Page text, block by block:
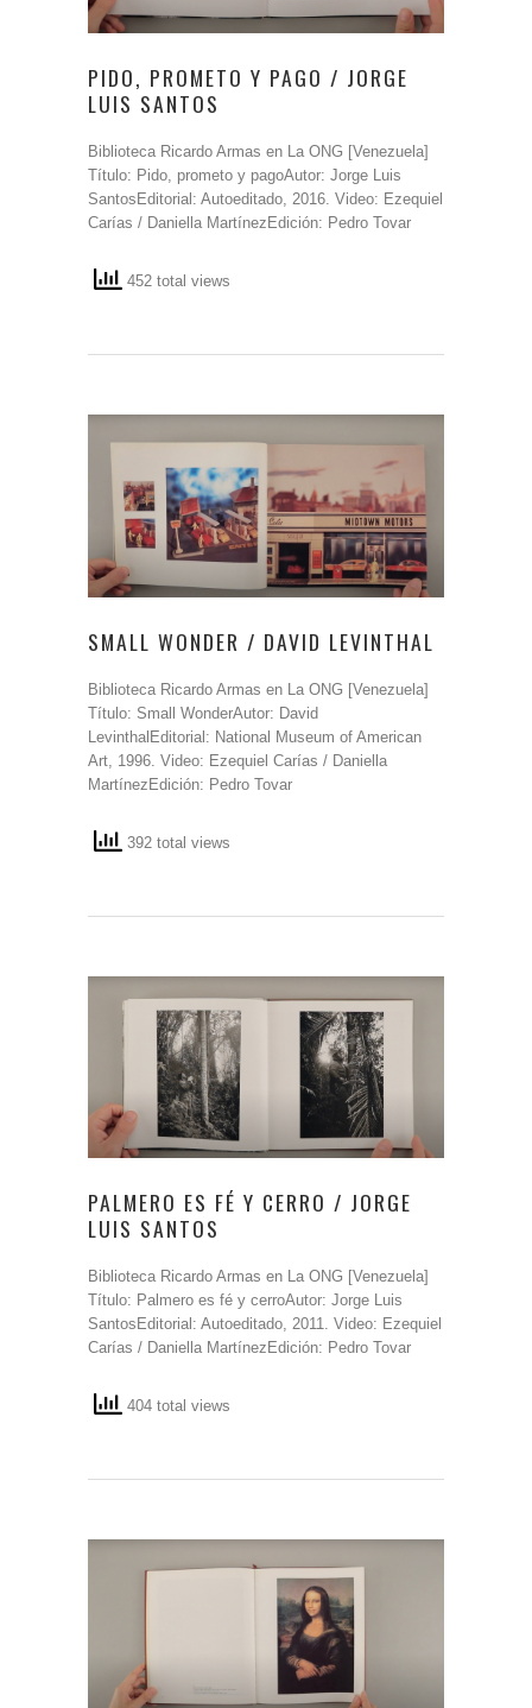
PIDO, PROMETO Y PAGO / JORGE
LUIS SANTOS
Biblioteca Ricardo Armas en La ONG [Venezuela]
Título: Pido, prometo y pagoAutor: Jorge Luis
SantosEditorial: Autoeditado, 2016. Video: Ezequiel
Carías / Daniella MartínezEdición: Pedro Tovar
452 total views
SMALL WONDER / DAVID LEVINTHAL
Biblioteca Ricardo Armas en La ONG [Venezuela]
Título: Small WonderAutor: David
LevinthalEditorial: National Museum of American
Art, 1996. Video: Ezequiel Carías / Daniella
MartínezEdición: Pedro Tovar
392 total views
PALMERO ES FÉ Y CERRO / JORGE
LUIS SANTOS
Biblioteca Ricardo Armas en La ONG [Venezuela]
Título: Palmero es fé y cerroAutor: Jorge Luis
SantosEditorial: Autoeditado, 2011. Video: Ezequiel
Carías / Daniella MartínezEdición: Pedro Tovar
404 total views